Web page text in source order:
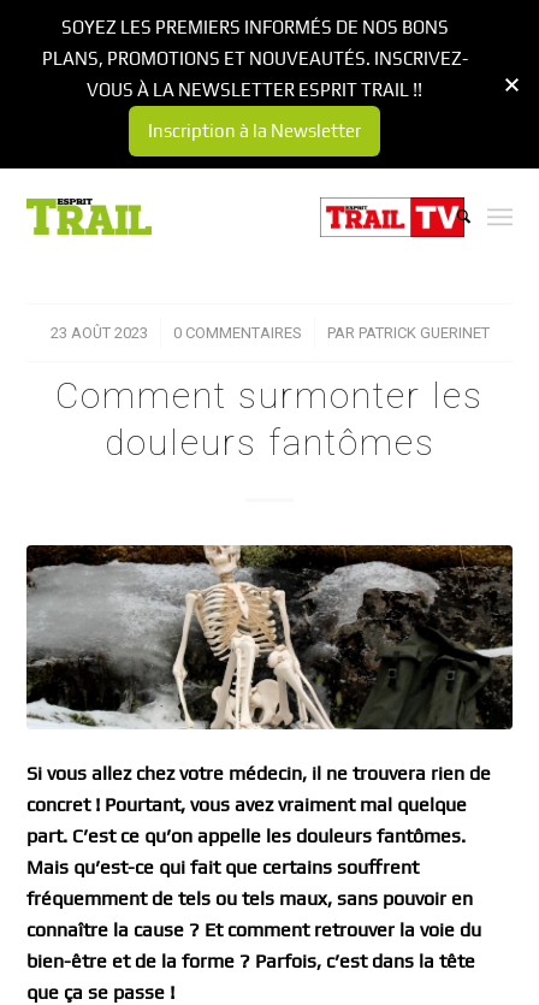
23 AOÛT 2023
/ 0 COMMENTAIRES
/ PAR PATRICK GUERINET
Comment surmonter les
douleurs fantômes
Si vous allez chez votre médecin, il ne trouvera rien de
concret ! Pourtant, vous avez vraiment mal quelque
part. C’est ce qu’on appelle les douleurs fantômes.
Mais qu’est-ce qui fait que certains souffrent
fréquemment de tels ou tels maux, sans pouvoir en
connaître la cause ? Et comment retrouver la voie du
bien-être et de la forme ? Parfois, c’est dans la tête
que ça se passe !
SOYEZ LES PREMIERS INFORMÉS DE NOS BONS
PLANS, PROMOTIONS ET NOUVEAUTÉS. INSCRIVEZ-
VOUS À LA NEWSLETTER ESPRIT TRAIL !!
Inscription à la Newsletter